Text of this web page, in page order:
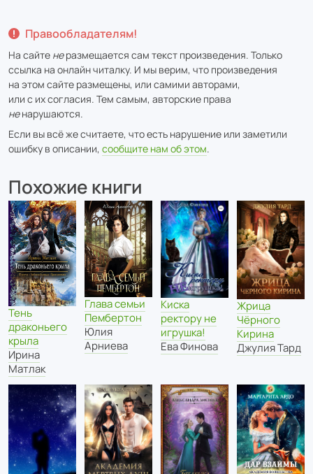
Правообладателям!
На сайте неразмещается сам текст произведения. Только
ссылка на онлайн читалку. И мы верим, что произведения
на этом сайте размещены, или самими авторами,
или с их согласия. Тем самым, авторские права
ненарушаются.
Если вы всё же считаете, что есть нарушение или заметили
ошибку в описании, сообщите нам об этом.
Похожие книги
Тень
драконьего
крыла
Ирина
Матлак
Глава семьи
Пембертон
Юлия
Арниева
Киска
ректору не
игрушка!
Ева Финова
Жрица
Чёрного
Кирина
Джулия Тард